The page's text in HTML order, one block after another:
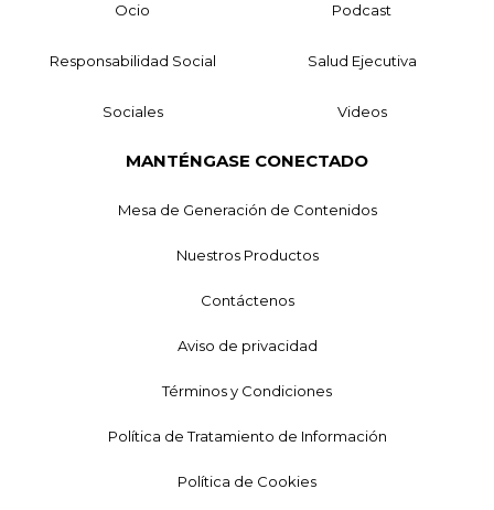
Ocio Podcast
Responsabilidad Social Salud Ejecutiva
Sociales Videos
MANTÉNGASE CONECTADO
Mesa de Generación de Contenidos
Nuestros Productos
Contáctenos
Aviso de privacidad
Términos y Condiciones
Política de Tratamiento de Información
Política de Cookies